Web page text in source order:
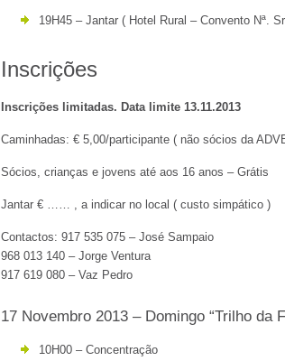
19H45 – Jantar ( Hotel Rural – Convento Nª.
Inscrições
Inscrições limitadas. Data limite 13.11.2013
Caminhadas: € 5,00/participante ( não sócios da
Sócios, crianças e jovens até aos 16 anos – Grátis
Jantar € …… , a indicar no local ( custo simpático )
Contactos: 917 535 075 – José Sampaio
968 013 140 – Jorge Ventura
917 619 080 – Vaz Pedro
17 Novembro 2013 – Domingo “Trilho da
10H00 – Concentração